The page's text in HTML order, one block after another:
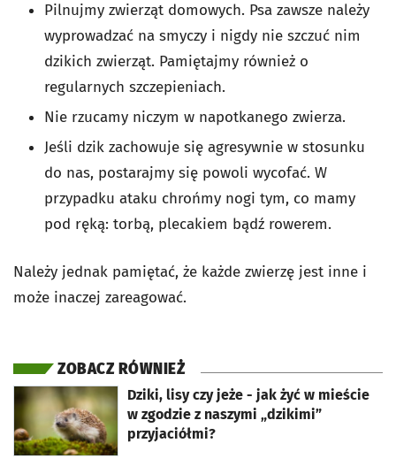
Pilnujmy zwierząt domowych. Psa zawsze należy
wyprowadzać na smyczy i nigdy nie szczuć nim
dzikich zwierząt. Pamiętajmy również o
regularnych szczepieniach.
Nie rzucamy niczym w napotkanego zwierza.
Jeśli dzik zachowuje się agresywnie w stosunku
do nas, postarajmy się powoli wycofać. W
przypadku ataku chrońmy nogi tym, co mamy
pod ręką: torbą, plecakiem bądź rowerem.
Należy jednak pamiętać, że każde zwierzę jest inne i
może inaczej zareagować.
ZOBACZ RÓWNIEŻ
Dziki, lisy czy jeże - jak żyć w mieście
w zgodzie z naszymi „dzikimi”
przyjaciółmi?
otworzy się w nowej karcie